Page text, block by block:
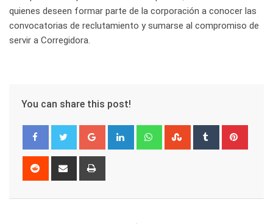
quienes deseen formar parte de la corporación a conocer las
convocatorias de reclutamiento y sumarse al compromiso de
servir a Corregidora.
You can share this post!
Google+ LinkedIn WhatsappStumbleUpon
Tumblr
Reddit
Share